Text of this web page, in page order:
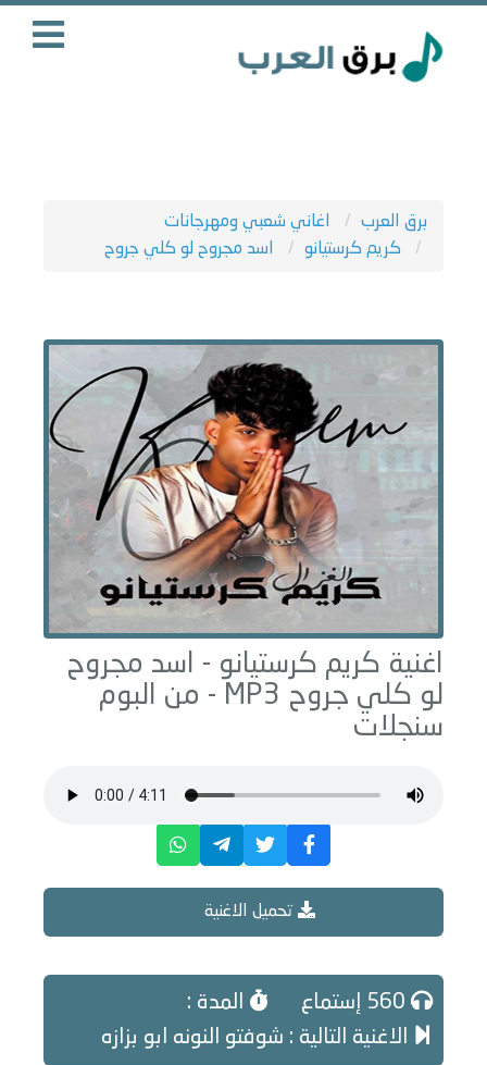
برق العرب
اغاني شعبي ومهرجانات
كريم كرستيانو
اسد مجروح لو كلي جروح
اغنية كريم كرستيانو - اسد مجروح
لو كلي جروح
سنجلات
تحميل الاغنية
المدة :
الاغنية التالية : شوفتو النونه ابو بزازه